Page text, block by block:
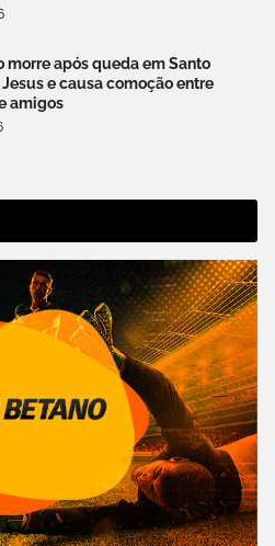
morre após queda em Santo
e causa comoção entre
amigos